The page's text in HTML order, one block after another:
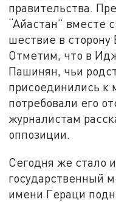
правительства.
“Айастан” вместе
шествие в
Отметим, что в
Пашинян, чьи
присоединились
потребовали его
журналистам
оппозиции.
Сегодня же стало
государственный
имени Гераци